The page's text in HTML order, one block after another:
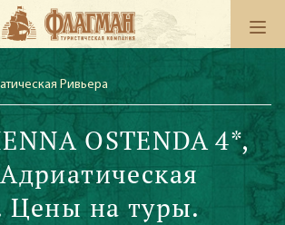
Ривьера
OSTENDA 4*,
Цены на туры.